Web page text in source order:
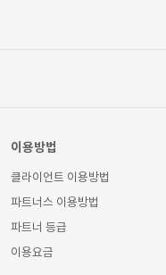
이용방법
클라이언트 이용방법
파트너스 이용방법
파트너 등급
이용요금